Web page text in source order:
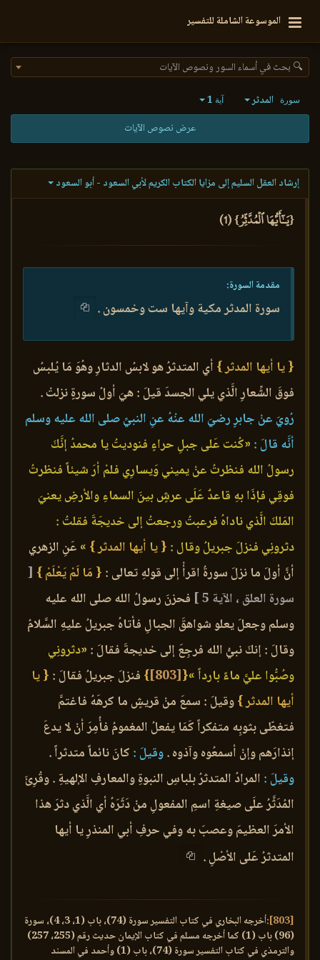
الموسوعة الشاملة للتفسير
🔍 بحث في أسماء السور ونصوص الآيات
سورة المدثر آية 1
عرض نصوص الآيات
إرشاد العقل السليم إلى مزايا الكتاب الكريم لأبي السعود - أبو السعود
{يَـٰٓأَيُّهَا ٱلۡمُدَّثِّرُ} (1)
مقدمة السورة:
سورة المدثر مكية وآيها ست وخمسون .
{ يا أيها المدثر } أي المتدثرُ هو لابسُ الدثارِ وهُوَ مَا يُلبسُ
فوقَ الشِّعارِ الَّذي يلي الجسدَ قيلَ : هيَ أولُ سورةٍ نزلتْ .
رُويَ عنْ جابرٍ رضيَ الله عنْهُ عنِ النبيِّ صلى الله عليه وسلم
أنَّه قالَ : «كُنت عَلى جبلِ حراءٍ فنوديتُ يا محمدُ إنَّكَ
رسولُ الله فنظرتُ عنْ يميني وَيسارِي فلمْ أرَ شيئاً فنظرتُ
فوقِي فإذَا بهِ قاعدٌ عَلَى عرشٍ بينَ السماءِ والأرضِ يعنيَ
المَلكَ الَّذي ناداهُ فرعبتُ ورجعتُ إلى خديجَةَ فقلتُ :
دثرونِي فنزلَ جبريلُ وقال : { يا أيها المدثر } » عَنِ الزهري
أنَّ أولَ ما نزلَ سورةُ اقرأْ إلى قولهِ تعالى : { مَا لَمْ يَعْلَمْ } [
سورة العلق ، الآية 5 ]
فحزنَ رسولُ الله صلى الله عليه
وسلم وجعلَ يعلو شواهقَ الجبالِ فأتاهُ جبريلُ عليهِ السَّلامُ
وقالَ : إنكَ نبيُّ الله فرجِعَ إلى خديجةَ فقالَ : «دثرونِي
وصُبُّوا عليَّ ماءً بارداً »{
[803]
} فنزلَ جبريلُ فقالَ : { يا
أيها المدثر }وقيلَ : سمعَ منْ قريشٍ ما كرهَهُ فاغتمَّ
فتغطّى بثوبِه متفكراً كَمَا يفعلُ المغمومُ فأُمِرَ أنْ لا يدعَ
إنذارَهم وإنْ أسمعُوه وآذوه .وقيلَ : كانَ نائماً متدثراً .
وقيلَ : المرادُ المتدثرُ بلباسِ النبوةِ والمعارفِ الإلهيةِ . وقُرِئَ
المُدَثَّرُ علَى صيغةِ اسمِ المفعولِ منْ دَثَرَهُ أي الَّذي دثرَ هذا
الأمرَ العظيمَ وعصبَ به وفي حرفِ أبي المنذرِ يا أيها
المتدثرُ عَلى الأصْلِ .
[803]
:أخرجه البخاري في كتاب التفسير سورة (74)، باب (1، 3، 4)، سورة
(96) باب (1) كما أخرجه مسلم في كتاب الإيمان حديث رقم (255، 257)
والترمذي في كتاب التفسير سورة (74)، باب (1) وأحمد في المسند